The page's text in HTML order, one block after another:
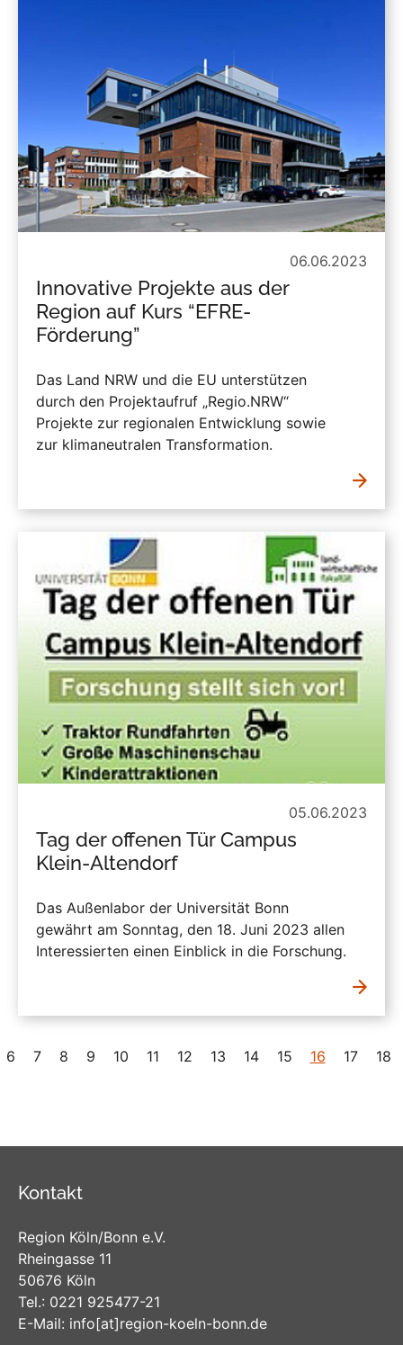
06.06.2023
Innovative Projekte aus der
Region auf Kurs “EFRE-
Förderung”
Das Land NRW und die EU unterstützen
durch den Projektaufruf „Regio.NRW“
Projekte zur regionalen Entwicklung sowie
zur klimaneutralen Transformation.
05.06.2023
Tag der offenen Tür Campus
Klein-Altendorf
Das Außenlabor der Universität Bonn
gewährt am Sonntag, den 18. Juni 2023 allen
Interessierten einen Einblick in die Forschung.
6 7 8 9 10 11 12 13 14 15 16 17 18
Kontakt
Region Köln/Bonn e.V.
Rheingasse 11
50676 Köln
Tel.: 0221 925477-21
E-Mail: info[at]region-koeln-bonn.de